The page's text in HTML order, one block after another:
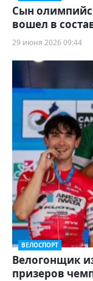
Сын
вошел в
29 июня 2026 09:44
ВЕЛОСПОРТ
Велогонщик
призеров